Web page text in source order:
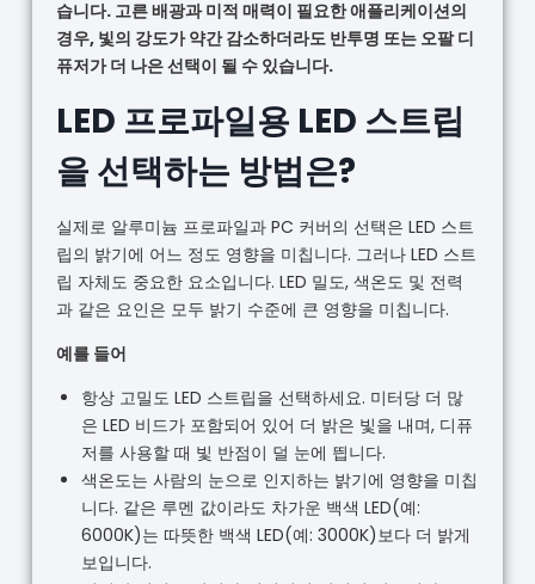
습니다. 고른 배광과 미적 매력이 필요한 애플리케이션의
경우, 빛의 강도가 약간 감소하더라도 반투명 또는 오팔 디
퓨저가 더 나은 선택이 될 수 있습니다.
LED 프로파일용 LED 스트립
을 선택하는 방법은?
실제로 알루미늄 프로파일과 PC 커버의 선택은 LED 스트
립의 밝기에 어느 정도 영향을 미칩니다. 그러나 LED 스트
립 자체도 중요한 요소입니다. LED 밀도, 색온도 및 전력
과 같은 요인은 모두 밝기 수준에 큰 영향을 미칩니다.
예를 들어
항상 고밀도 LED 스트립을 선택하세요. 미터당 더 많
은 LED 비드가 포함되어 있어 더 밝은 빛을 내며, 디퓨
저를 사용할 때 빛 반점이 덜 눈에 띕니다.
색온도는 사람의 눈으로 인지하는 밝기에 영향을 미칩
니다. 같은 루멘 값이라도 차가운 백색 LED(예:
6000K)는 따뜻한 백색 LED(예: 3000K)보다 더 밝게
보입니다.